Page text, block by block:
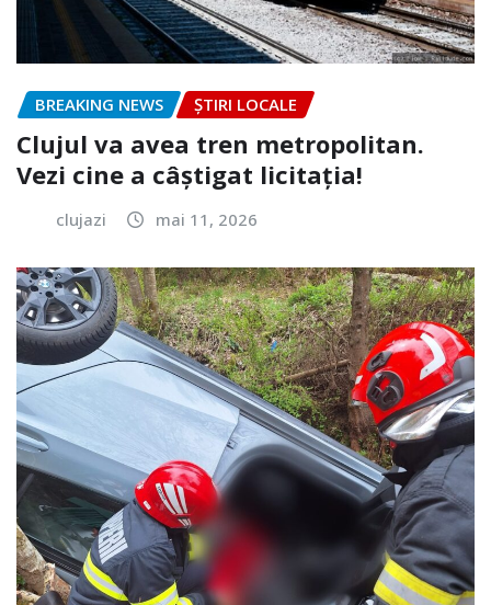
BREAKING NEWS ȘTIRI LOCALE
Clujul va avea tren metropolitan.
Vezi cine a câștigat licitația!
clujazi mai 11, 2026